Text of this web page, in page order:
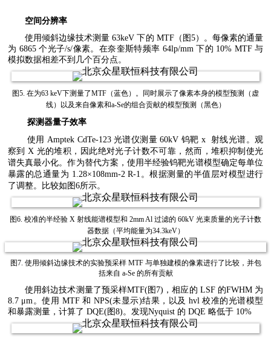
空间分辨率
使用倾斜边缘技术测量 63keV 下的 MTF（图5）。每像素的通量
为 6865 个光子/s/像素。在奈奎斯特频率 64lp/mm 下的 10% MTF 与
模拟数据相差不到几个百分点。
图5. 在为63 keV下测量了MTF（蓝色）。同时展示了像素本身的模型预测（虚
线）以及来自像素和a-Se的组合贡献的模型预测（黑色）
探测器量子效率
使用 Amptek CdTe-123 光谱仪测量 60kV 钨靶 x 射线光谱。观
察到 X 光的堆积，因此绝对光子计数不可靠，然而，堆积抑制使光
谱失真最小化。作为替代方案，使用半经验钨靶光谱模型确定每单位
暴露的总通量为 1.28×108mm-2 R-1。根据测量的半值层对模型进行
了调整。比较如图6所示。
图6. 校准的半经验 X 射线能谱模型和 2mm Al 过滤的 60kV 光束质量的光子计数
器数据（平均能量为34.3keV）
图7. 使用倾斜边缘技术的实验预采样 MTF 与单独建模的像素进行了比较，并包
括来自 a-Se 的所有贡献
使用斜边技术测量了预采样MTF(图7)，相应的 LSF 的FWHM 为
8.7 μm。使用 MTF 和 NPS(未显示)结果，以及 hvl 校准的光谱模型
和暴露测量，计算了 DQE(图8)。发现Nyquist 的 DQE 略低于 10%